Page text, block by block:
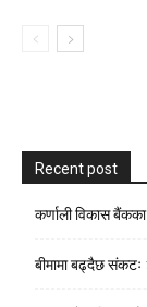
Recent post
कर्णाली विकास
बीमामा बढ्दैछ संकटः